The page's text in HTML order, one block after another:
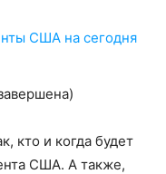
США на сегодня
кто и когда будет
США. А также,